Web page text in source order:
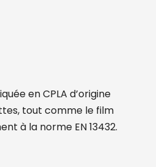
en CPLA d’origine
tout comme le film
à la norme EN 13432.